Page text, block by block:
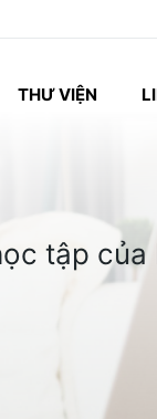
THƯ VIỆN
tập của